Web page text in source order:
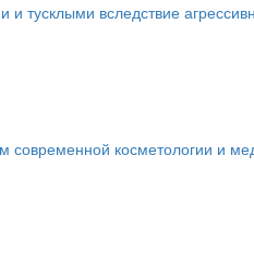
вследствие
косметологии и